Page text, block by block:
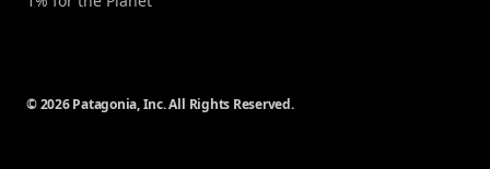
© 2026 Patagonia, Inc. All Rights Reserved.